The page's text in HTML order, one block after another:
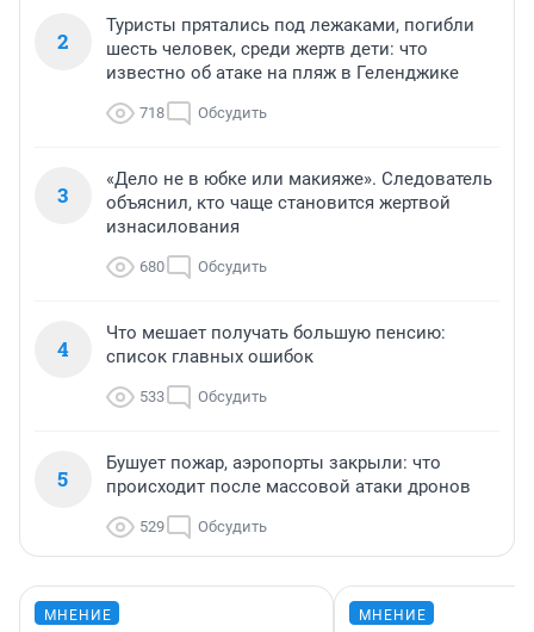
2
Туристы прятались под лежаками, погибли
шесть человек, среди жертв дети: что
известно об атаке на пляж в Геленджике
718 Обсудить
3
«Дело не в юбке или макияже». Следователь
объяснил, кто чаще становится жертвой
изнасилования
680 Обсудить
4
Что мешает получать большую пенсию:
список главных ошибок
533 Обсудить
5
Бушует пожар, аэропорты закрыли: что
происходит после массовой атаки дронов
529 Обсудить
МНЕНИЕ МНЕНИЕ